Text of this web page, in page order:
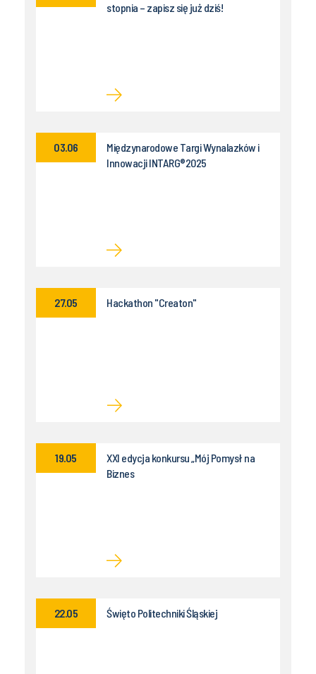
stopnia – zapisz się już dziś!
Międzynarodowe Targi Wynalazków i
Innowacji INTARG®2025
03.06
Hackathon "Creaton"
27.05
XXI edycja konkursu „Mój Pomysł na
Biznes
19.05
Święto Politechniki Śląskiej
22.05